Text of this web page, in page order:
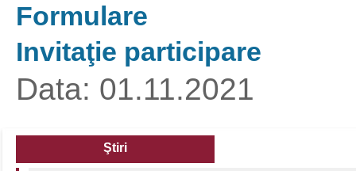
Formulare
Invitaţie participare
Data: 01.11.2021
Ştiri